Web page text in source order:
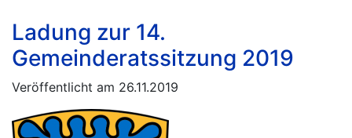
Ladung zur 14.
Gemeinderatssitzung 2019
Veröffentlicht am 26.11.2019